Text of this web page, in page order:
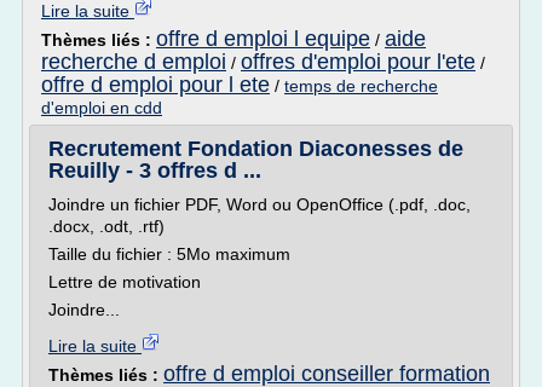
Lire la suite
Thèmes liés : offre d emploi l equipe / aide
recherche d emploi / offres d'emploi pour l'ete /
offre d emploi pour l ete / temps de recherche
d'emploi en cdd
Recrutement Fondation Diaconesses de
Reuilly - 3 offres d ...
Joindre un fichier PDF, Word ou OpenOffice (.pdf, .doc,
.docx, .odt, .rtf)
Taille du fichier : 5Mo maximum
Lettre de motivation
Joindre...
Lire la suite
Thèmes liés : offre d emploi conseiller formation